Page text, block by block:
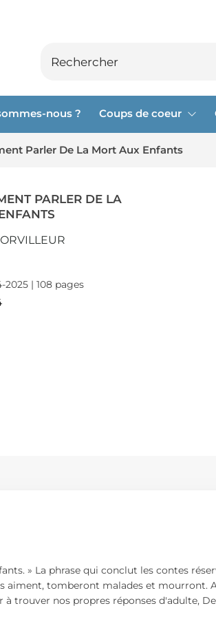
nous ? Coups de coeur
Parler De La Mort Aux Enfants
PARLER DE LA
2025 | 108 pages
» La phrase qui conclut les contes
aiment, tomberont malades et mourront.
trouver nos propres réponses d'adulte,